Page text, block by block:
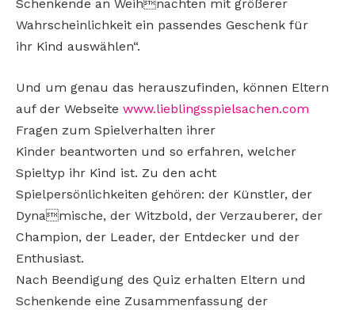
Schenkende an Weihnachten mit größerer
Wahrscheinlichkeit ein passendes Geschenk für
ihr Kind auswählen“.
Und um genau das herauszufinden, können Eltern
auf der Webseite www.lieblingsspielsachen.com
Fragen zum Spielverhalten ihrer
Kinder beantworten und so erfahren, welcher
Spieltyp ihr Kind ist. Zu den acht
Spielpersönlichkeiten gehören: der Künstler, der
Dynamische, der Witzbold, der Verzauberer, der
Champion, der Leader, der Entdecker und der
Enthusiast.
Nach Beendigung des Quiz erhalten Eltern und
Schenkende eine Zusammenfassung der